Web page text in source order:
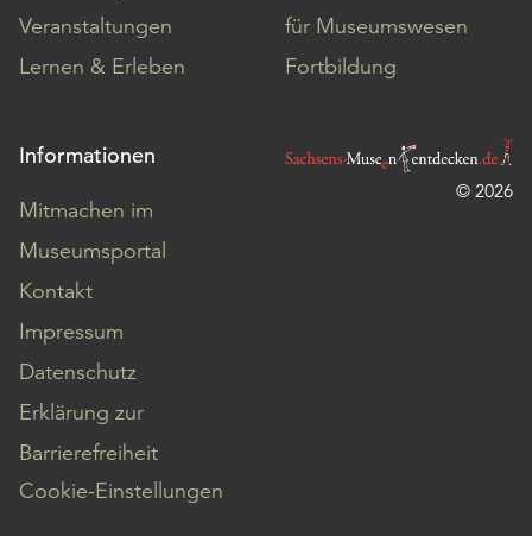
Veranstaltungen
Lernen & Erleben
für Museumswesen
Fortbildung
Informationen
Mitmachen im
Museumsportal
Kontakt
Impressum
Datenschutz
Erklärung zur
Barrierefreiheit
Cookie-Einstellungen
© 2026